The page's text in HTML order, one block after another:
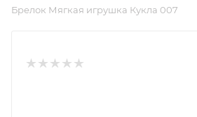
Брелок Мягкая игрушка Кукла 007